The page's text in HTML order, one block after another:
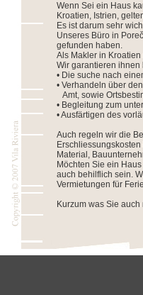
Wenn Sei ein Haus
Kroatien, Istrien,
Es ist darum sehr
Unseres Büro in
gefunden haben.
Als Makler in
Wir garantieren ihnen
• Die suche nach
• Verhandeln über
Amt, sowie
• Begleitung zum
• Ausfärtigen des
Auch regeln wir die
Material,
Möchten Sie ein
auch behilflich sein.
Vermietungen für
Kurzum was Sie